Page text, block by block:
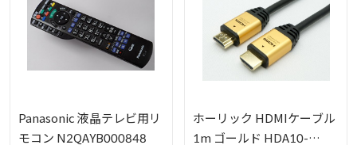
Panasonic 液晶テレビ用リ
モコン N2QAYB000848
ホーリック HDMIケーブル
1m ゴールド HDA10-